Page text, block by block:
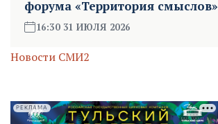
форума «Территория смыслов»
16:30 31 ИЮЛЯ 2026
Новости СМИ2
РЕКЛАМА